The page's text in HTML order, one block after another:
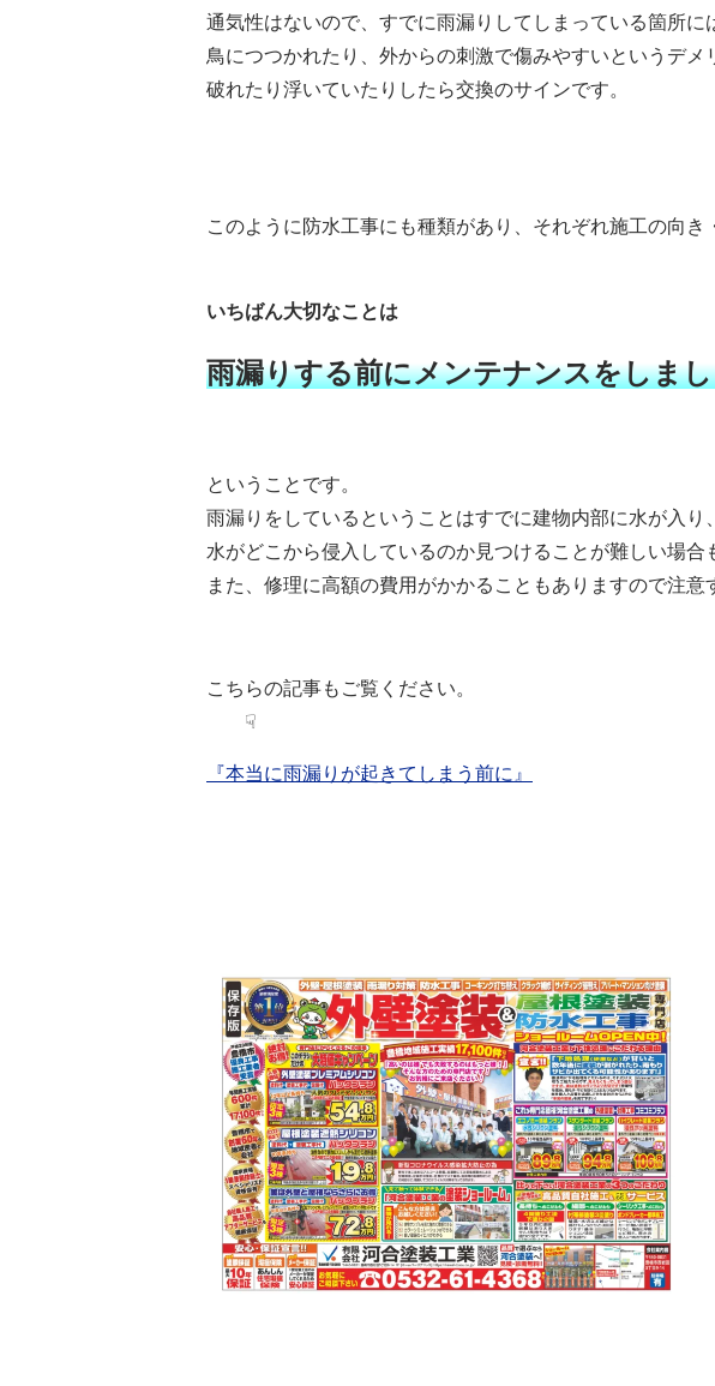
通気性はないので、すでに雨漏りしてしまっている箇所に
鳥につつかれたり、外からの刺激で傷みやすいというデメ
破れたり浮いていたりしたら交換のサインです。
このように防水工事にも種類があり、それぞれ施工の向き
いちばん大切なことは
雨漏りする前にメンテナンスをしま
ということです。
雨漏りをしているということはすでに建物内部に水が入り
水がどこから侵入しているのか見つけることが難しい場合
また、修理に高額の費用がかかることもありますので注意
こちらの記事もご覧ください。
☟
『本当に雨漏りが起きてしまう前に』